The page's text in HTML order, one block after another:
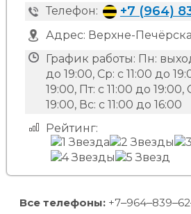
Телефон: +7 (964)
Адрес: Верхне-
График работы: Пн:
до 19:00, Ср: с 11:00 до
19:00, Пт: с 11:00 до 19:00,
19:00, Вс: с 11:00 до 16:00
Рейтинг:
Все телефоны: